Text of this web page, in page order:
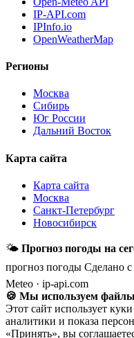
IP-API.com
IPInfo.io
OpenWeatherMap
Регионы
Москва
Сибирь
Юг России
Дальний Восток
Карта сайта
Карта сайта
Москва
Санкт-Петербург
Новосибирск
🌤 Прогноз погоды на
прогноз погоды Сделано
Meteo · ip-api.com
🍪 Мы используем
Этот сайт использует
аналитики и показа
«Принять», вы